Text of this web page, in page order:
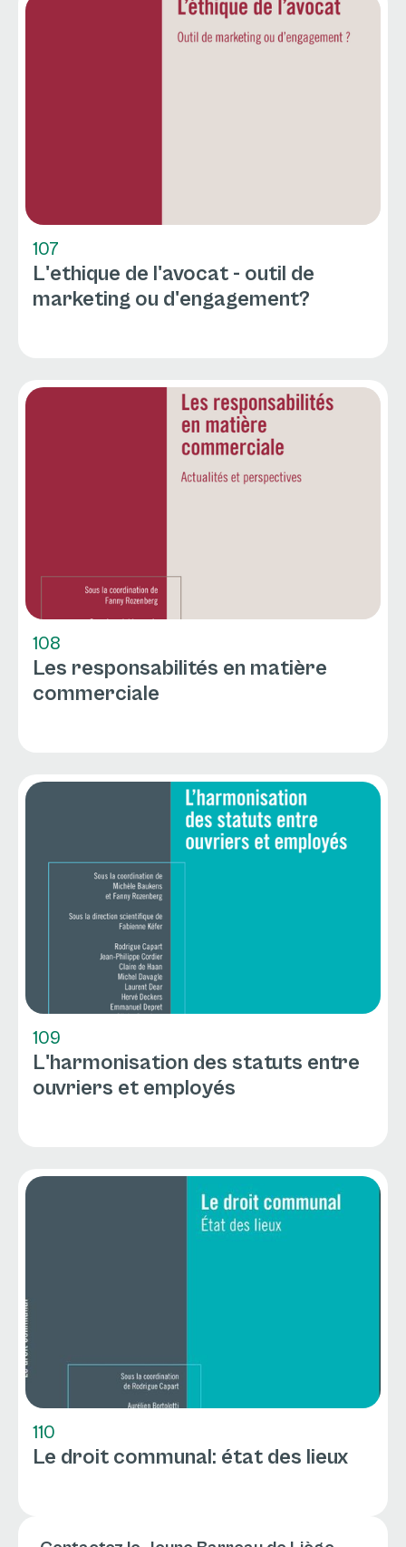
107
L'ethique de l'avocat - outil de
marketing ou d'engagement?
108
Les responsabilités en matière
commerciale
109
L'harmonisation des statuts entre
ouvriers et employés
110
Le droit communal: état des lieux